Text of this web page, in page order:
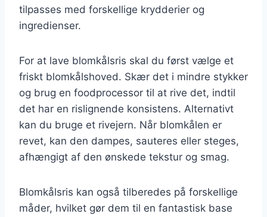
tilpasses med forskellige krydderier og
ingredienser.
For at lave blomkålsris skal du først vælge et
friskt blomkålshoved. Skær det i mindre stykker
og brug en foodprocessor til at rive det, indtil
det har en rislignende konsistens. Alternativt
kan du bruge et rivejern. Når blomkålen er
revet, kan den dampes, sauteres eller steges,
afhængigt af den ønskede tekstur og smag.
Blomkålsris kan også tilberedes på forskellige
måder, hvilket gør dem til en fantastisk base